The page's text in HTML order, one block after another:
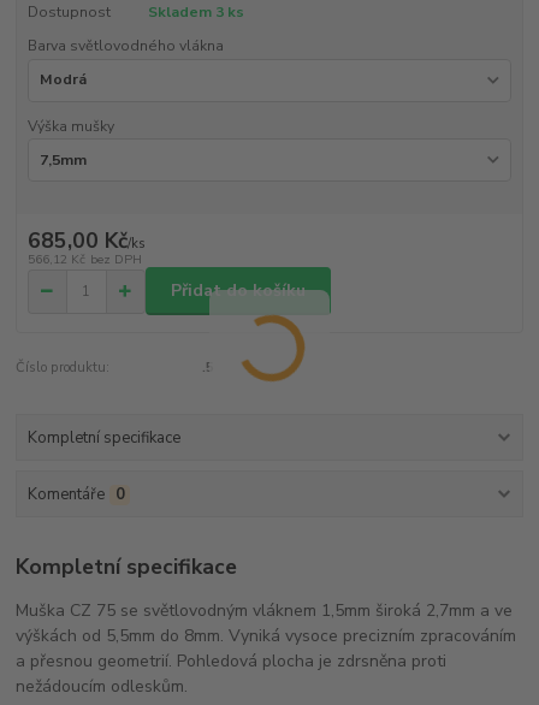
Dostupnost
Skladem 3 ks
Barva světlovodného vlákna
Výška mušky
685,00 Kč/ks
566,12 Kč bez DPH
Přidat do košíku
Číslo produktu: .5
Kompletní specifikace
Komentáře 0
Kompletní specifikace
Muška CZ 75 se světlovodným vláknem 1,5mm široká 2,7mm a ve
výškách od 5,5mm do 8mm. Vyniká vysoce precizním zpracováním
a přesnou geometrií. Pohledová plocha je zdrsněna proti
nežádoucím odleskům.